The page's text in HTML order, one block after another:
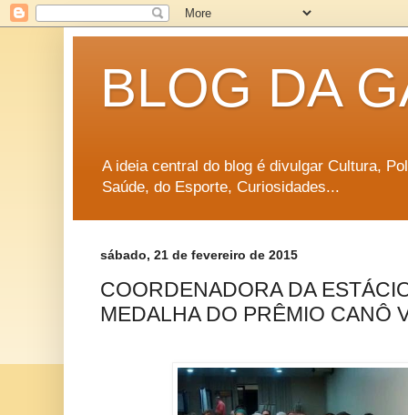
BLOG DA
A ideia central do blog é divulgar Cultura,
Saúde, do Esporte, Curiosidades...
sábado, 21 de fevereiro de 2015
COORDENADORA DA
MEDALHA DO PRÊMIO CANÔ